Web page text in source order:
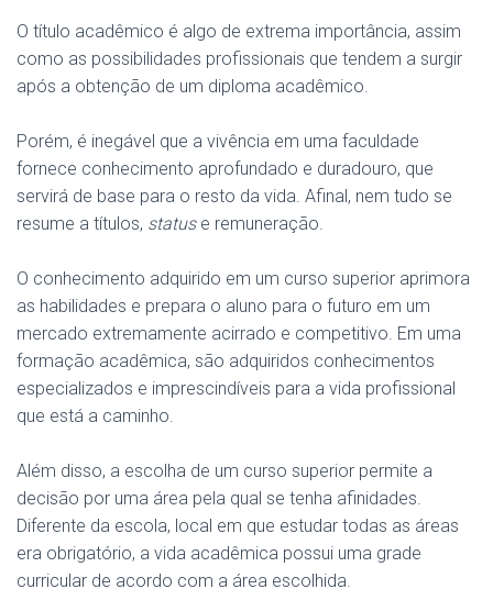
O título acadêmico é algo de extrema importância, assim
como as possibilidades profissionais que tendem a surgir
após a obtenção de um diploma acadêmico.
Porém, é inegável que a vivência em uma faculdade
fornece conhecimento aprofundado e duradouro, que
servirá de base para o resto da vida. Afinal, nem tudo se
resume a títulos, statuse remuneração.
O conhecimento adquirido em um curso superior aprimora
as habilidades e prepara o aluno para o futuro em um
mercado extremamente acirrado e competitivo. Em uma
formação acadêmica, são adquiridos conhecimentos
especializados e imprescindíveis para a vida profissional
que está a caminho.
Além disso, a escolha de um curso superior permite a
decisão por uma área pela qual se tenha afinidades.
Diferente da escola, local em que estudar todas as áreas
era obrigatório, a vida acadêmica possui uma grade
curricular de acordo com a área escolhida.